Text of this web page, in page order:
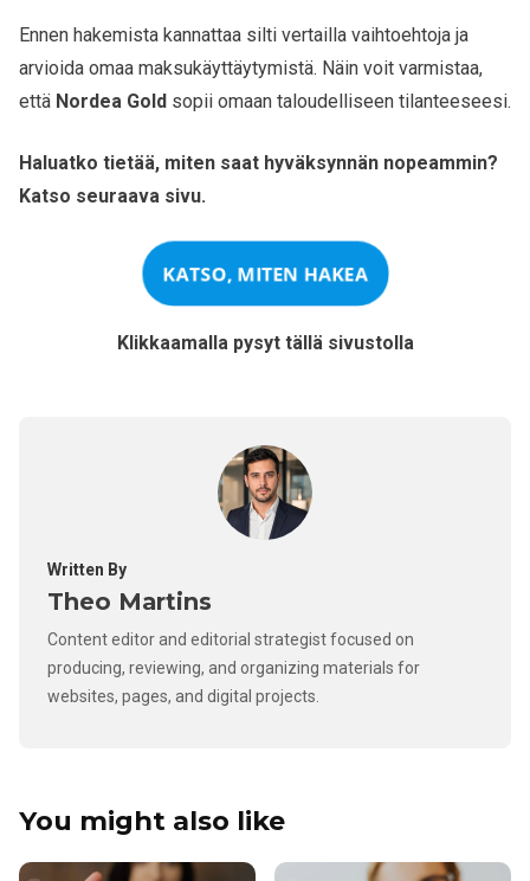
Ennen hakemista kannattaa silti vertailla vaihtoehtoja ja
arvioida omaa maksukäyttäytymistä. Näin voit varmistaa,
että Nordea Gold sopii omaan taloudelliseen tilanteeseesi.
Haluatko tietää, miten saat hyväksynnän nopeammin?
Katso seuraava sivu.
KATSO, MITEN HAKEA
Klikkaamalla pysyt tällä sivustolla
Written By
Theo Martins
Content editor and editorial strategist focused on
producing, reviewing, and organizing materials for
websites, pages, and digital projects.
You might also like